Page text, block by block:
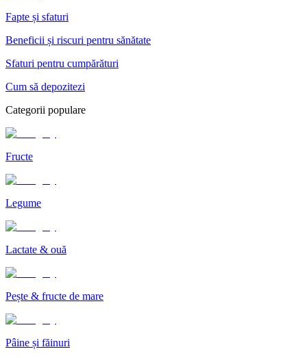
Fapte și sfaturi
Beneficii și riscuri pentru sănătate
Sfaturi pentru cumpărături
Cum să depozitezi
Categorii populare
Fructe
Legume
Lactate & ouă
Pește & fructe de mare
Pâine și făinuri